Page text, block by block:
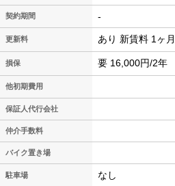
契約期間 -
更新料 あり 新賃料 1ヶ月
損保 要 16,000円/2年
他初期費用
保証人代行会社
仲介手数料
バイク置き場
駐車場 なし